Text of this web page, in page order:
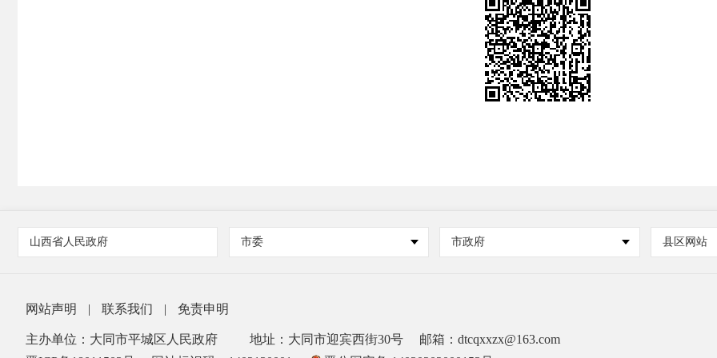
山西省人民政府 市委 市政府 县区网站
网站声明 | 联系我们 | 免责申明
主办单位：大同市平城区人民政府 地址：大同市迎宾西街30号
邮箱：dtcqxxzx@163.com